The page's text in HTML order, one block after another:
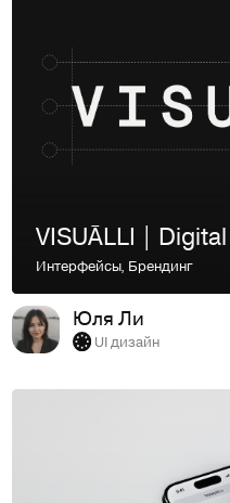
Интерфейсы, Брендинг
Юля Ли
UI дизайн